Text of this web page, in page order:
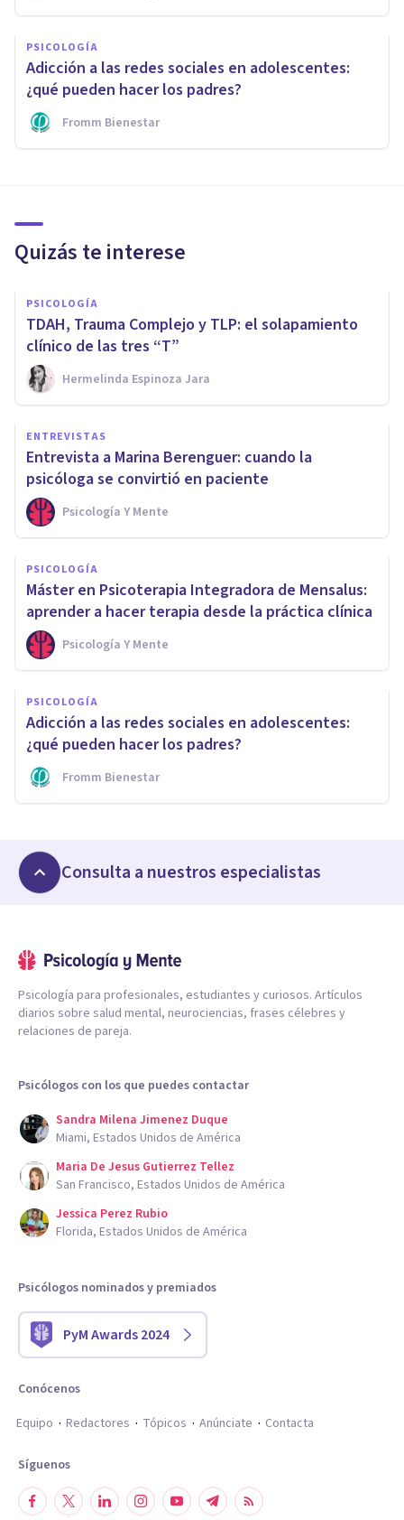
PSICOLOGÍA
Adicción a las redes sociales en adolescentes:
¿qué pueden hacer los padres?
Fromm Bienestar
Quizás te interese
PSICOLOGÍA
TDAH, Trauma Complejo y TLP: el solapamiento
clínico de las tres “T”
Hermelinda Espinoza Jara
ENTREVISTAS
Entrevista a Marina Berenguer: cuando la
psicóloga se convirtió en paciente
Psicología Y Mente
PSICOLOGÍA
Máster en Psicoterapia Integradora de Mensalus:
aprender a hacer terapia desde la práctica clínica
Psicología Y Mente
PSICOLOGÍA
Adicción a las redes sociales en adolescentes:
¿qué pueden hacer los padres?
Fromm Bienestar
Consulta a nuestros especialistas
Psicología para profesionales, estudiantes y curiosos. Artículos
diarios sobre salud mental, neurociencias, frases célebres y
relaciones de pareja.
Psicólogos con los que puedes contactar
Sandra Milena Jimenez Duque
Miami, Estados Unidos de América
Maria De Jesus Gutierrez Tellez
San Francisco, Estados Unidos de América
Jessica Perez Rubio
Florida, Estados Unidos de América
Psicólogos nominados y premiados
PyM Awards 2024
Conócenos
Equipo
Redactores Tópicos Anúnciate Contacta
Síguenos